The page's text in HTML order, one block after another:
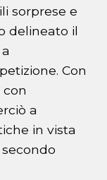
sorprese e
delineato il
Con
a
in vista